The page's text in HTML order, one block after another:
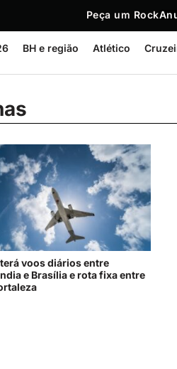
Peça um Rock
BH e região Atlético
voos diários entre
e Brasília e rota fixa entre